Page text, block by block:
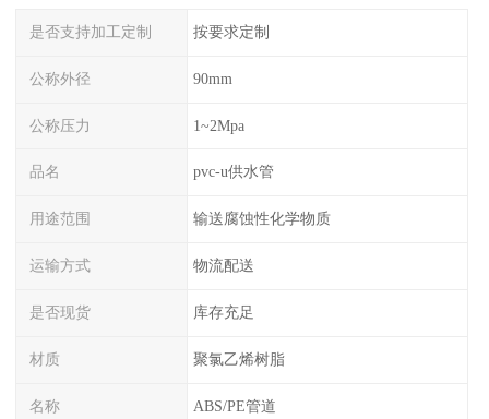
是否支持加工定制 按要求定制
公称外径 90mm
公称压力 1~2Mpa
品名 pvc-u供水管
用途范围 输送腐蚀性化学物质
运输方式 物流配送
是否现货 库存充足
材质 聚氯乙烯树脂
名称 ABS/PE管道